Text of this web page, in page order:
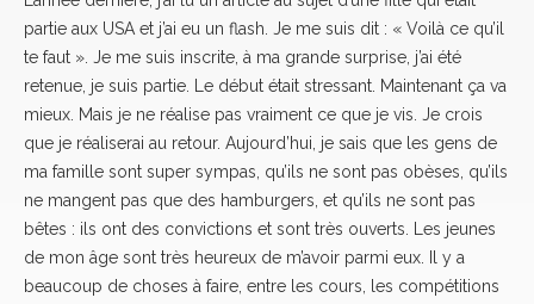
partie aux USA et j’ai eu un flash. Je me suis dit : « Voilà ce qu’il
te faut ». Je me suis inscrite, à ma grande surprise, j’ai été
retenue, je suis partie. Le début était stressant. Maintenant ça va
mieux. Mais je ne réalise pas vraiment ce que je vis. Je crois
que je réaliserai au retour. Aujourd’hui, je sais que les gens de
ma famille sont super sympas, qu’ils ne sont pas obèses, qu’ils
ne mangent pas que des hamburgers, et qu’ils ne sont pas
bêtes : ils ont des convictions et sont très ouverts. Les jeunes
de mon âge sont très heureux de m’avoir parmi eux. Il y a
beaucoup de choses à faire, entre les cours, les compétitions